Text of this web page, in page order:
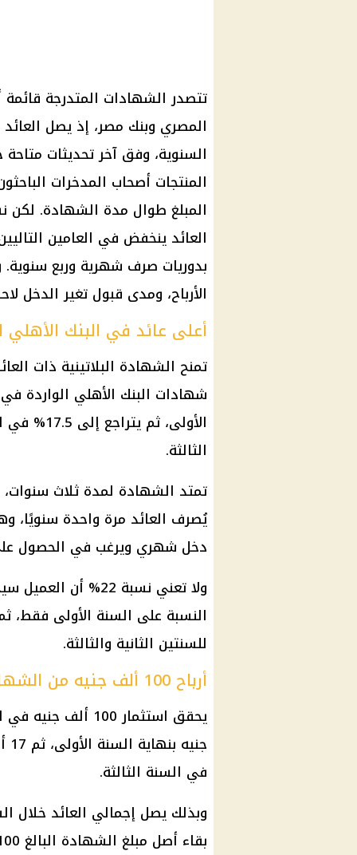
تتصدر الشهادات المتدرجة قائمة
المنتجات أصحاب المدخرات
العائد ينخفض في العامين
بدوريات صرف شهرية وربع سنوية.
الأرباح، ومدى قبول تغير الدخل
أعلى عائد في البنك
تمنح الشهادة البلاتينية ذات
الثالثة.
يُصرف العائد مرة واحدة سنويًا،
دخل شهري ويرغب في الحصول
ولا تعني نسبة
النسبة على السنة الأولى فقط،
للسنتين الثانية والثالثة.
أرباح 100 ألف جنيه من الشهادة المتدرجة
في السنة الثالثة.